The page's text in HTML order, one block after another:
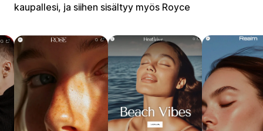
kaupallesi, ja siihen sisältyy myös Royce